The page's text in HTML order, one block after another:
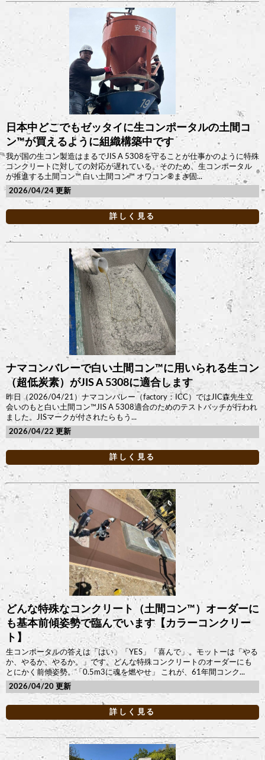
日本中どこでもゼッタイに生コンポータルの土間コ
ン™︎が買えるように組織構築中です
我が国の生コン製造はまるでJIS A 5308を守ることが仕事かのように特殊
コンクリートに対しての対応が遅れている。そのため、生コンポータル
が推進する土間コン™︎ 白い土間コン™︎ オワコン®︎まさ固...
2026/04/24
詳しく見る
ナマコンバレーで白い土間コン™︎に用いられる生コン
（超低炭素）がJIS A 5308に適合します
昨日（2026/04/21）ナマコンバレー（factory：ICC）ではJIC森先生立
会いのもと白い土間コン™︎JIS A 5308適合のためのテストバッチが行われ
ました。JISマークが付されたらもう...
2026/04/22
詳しく見る
どんな特殊なコンクリート（土間コン™︎）オーダーに
も基本前傾姿勢で臨んでいます【カラーコンクリー
ト】
生コンポータルの答えは「はい」「YES」「喜んで」。モットーは「やる
か、やるか、やるか。」です。どんな特殊コンクリートのオーダーにも
とにかく前傾姿勢。「0.5m3に魂を燃やせ」 これが、61年間コンク...
2026/04/20
詳しく見る